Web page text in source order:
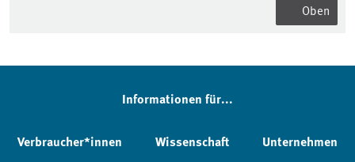
Oben
Informationen für...
Verbraucher*innen Wissenschaft Unternehmen